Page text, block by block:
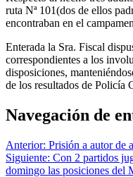
ruta Nª 101(dos de ellos
encontraban en el
Enterada la Sra. Fiscal
correspondientes a los
disposiciones,
de los resultados de Policía
Navegación de
Anterior: Prisión a autor de
Siguiente: Con 2 partidos
domingo las posiciones del